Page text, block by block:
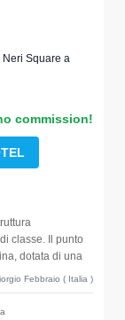
Square a
commission!
classe. Il punto
dotata di una
Febbraio ( Italia )